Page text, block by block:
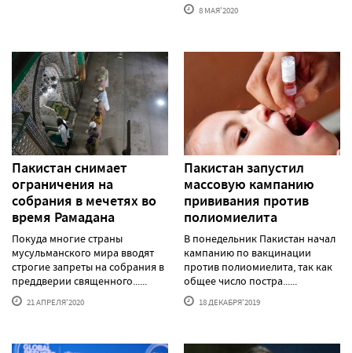
8 МАЯ'2020
Пакистан снимает
ограничения на
собрания в мечетях во
время Рамадана
Покуда многие страны
мусульманского мира вводят
строгие запреты на собрания в
преддверии священного......
21 АПРЕЛЯ'2020
Пакистан запустил
массовую кампанию
прививания против
полиомиелита
В понедельник Пакистан начал
кампанию по вакцинации
против полиомиелита, так как
общее число постра......
18 ДЕКАБРЯ'2019